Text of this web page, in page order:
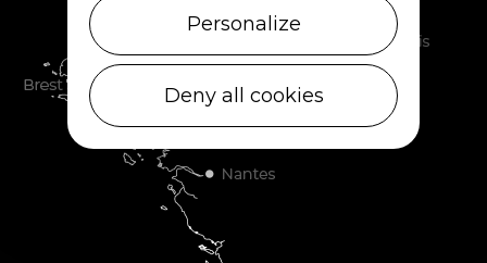
Personalize
Deny all cookies